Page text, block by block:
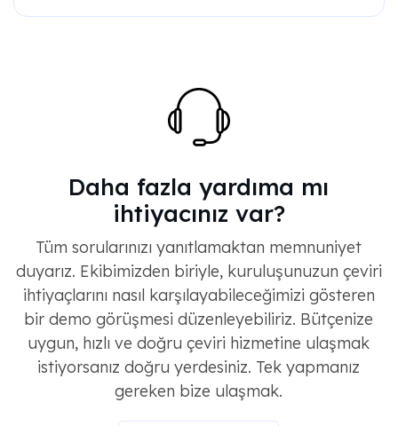
Daha fazla yardıma mı
ihtiyacınız var?
Tüm sorularınızı yanıtlamaktan memnuniyet
duyarız. Ekibimizden biriyle, kuruluşunuzun çeviri
ihtiyaçlarını nasıl karşılayabileceğimizi gösteren
bir demo görüşmesi düzenleyebiliriz. Bütçenize
uygun, hızlı ve doğru çeviri hizmetine ulaşmak
istiyorsanız doğru yerdesiniz. Tek yapmanız
gereken bize ulaşmak.